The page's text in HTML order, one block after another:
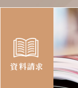
資料請求